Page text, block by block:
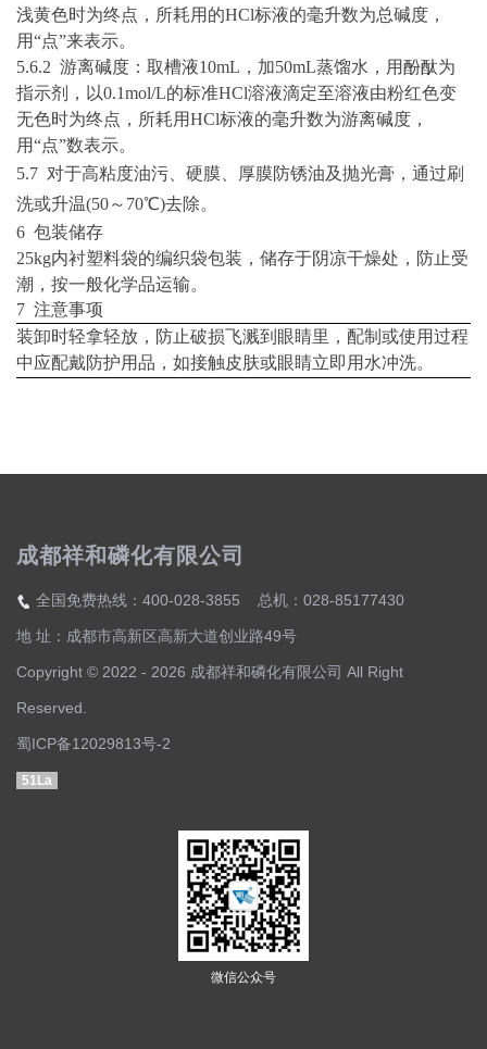
浅黄色时为终点，所耗用的HCl标液的毫升数为总碱度，
用“点”来表示。
5.6.2 游离碱度：取槽液10mL ，加50mL蒸馏水，用酚酞为
指示剂，以0.1mol/L的标准HCl溶液滴定至溶液由粉红色变
无色时为终点，所耗用HCl标液的毫升数为游离碱度，
用“点”数表示。
5.7 对于高粘度油污、硬膜、厚膜防锈油及抛光膏，通过刷
洗或升温(50～70℃)去除。
6 包装储存
25kg内衬塑料袋的编织袋包装，储存于阴凉干燥处，防止受
潮，按一般化学品运输。
7 注意事项
装卸时轻拿轻放，防止破损飞溅到眼睛里，配制或使用过程
中应配戴防护用品，如接触皮肤或眼睛立即用水冲洗。
成都祥和磷化有限公司
全国免费热线：400-028-3855 总机：028-85177430
地 址：成都市高新区高新大道创业路49号
Copyright © 2022 - 2026 成都祥和磷化有限公司 All Right
Reserved.
蜀ICP备12029813号-2
51La
微信公众号